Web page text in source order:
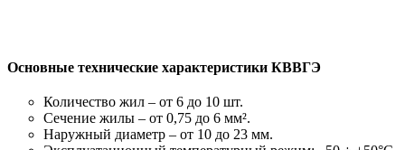
Основные технические характеристики КВВГЭ
Количество жил – от 6 до 10 шт.
Сечение жилы – от 0,75 до 6 мм².
Наружный диаметр – от 10 до 23 мм.